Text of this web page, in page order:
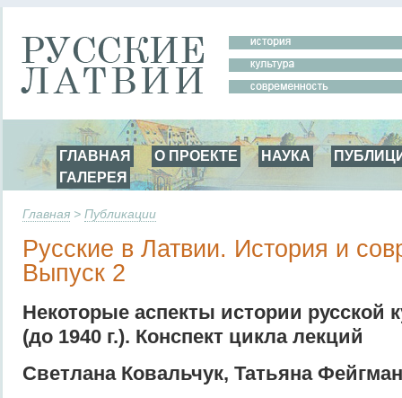
ГЛАВНАЯ О ПРОЕКТЕ НАУКА
ГАЛЕРЕЯ
Главная > Публикации
Русские в Латвии. История и
Выпуск 2
Некоторые аспекты истории русской
(до 1940 г.). Конспект цикла лекций
Светлана Ковальчук, Татьяна